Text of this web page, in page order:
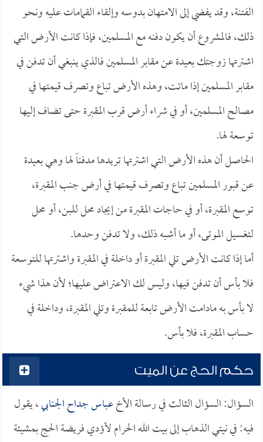
الفتنة، وقد يفضي إلى الامتهان بدوسه وإلقاء القمامات عليه ونحو
ذلك، فالمشروع أن يكون دفنه مع المسلمين، فإذا كانت الأرض التي
اشترتها زوجتك بعيدة عن مقابر المسلمين فالذي ينبغي أن تدفن في
مقابر المسلمين إذا ماتت، وهذه الأرض تباع وتصرف قيمتها في
مصالح المسلمين، أو في شراء أرض قرب المقبرة حتى تضاف إليها
توسعة لها.
الحاصل أن هذه الأرض التي اشترتها تريدها مدفناً لها وهي بعيدة
عن قبور المسلمين تباع وتصرف قيمتها في أرض جنب المقبرة،
توسع المقبرة، أو في حاجات المقبرة من إيجاد محل للبن، أو محل
لتغسيل الموتى، أو ما أشبه ذلك، ولا تدفن وحدها.
أما إذا كانت الأرض تلي المقبرة أو داخلة في المقبرة واشترتها للتوسعة
فلا بأس أن تدفن فيها، وليس لك الاعتراض عليها؛ لأن هذا شيء
لا بأس به مادامت الأرض تابعة للمقبرة وتلي المقبرة، وداخلة في
حساب المقبرة، فلا بأس.
حكم الحج عن الميت
السؤال: السؤال الثالث في رسالة الأخعباس جداح الجنابي، يقول
فيه: في نيتي الذهاب إلى بيت الله الحرام لأؤدي فريضة الحج بمشيئة